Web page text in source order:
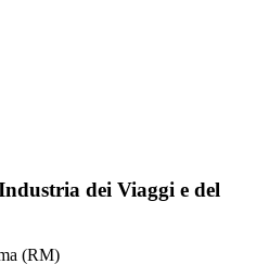
dei Viaggi e del
(RM)